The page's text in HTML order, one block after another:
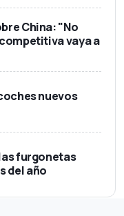
China: "No
vaya a
nuevos
furgonetas
del año